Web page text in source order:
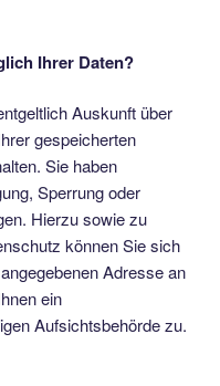
Ihrer Daten?
Auskunft über
gespeicherten
Sie haben
Sperrung oder
Hierzu sowie zu
können Sie sich
Adresse an
ein
Aufsichtsbehörde zu.